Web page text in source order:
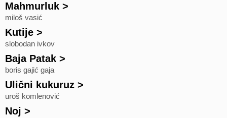
Mahmurluk >
miloš vasić
Kutije >
slobodan ivkov
Baja Patak >
boris gajić gaja
Ulični kukuruz >
uroš komlenović
Noj >